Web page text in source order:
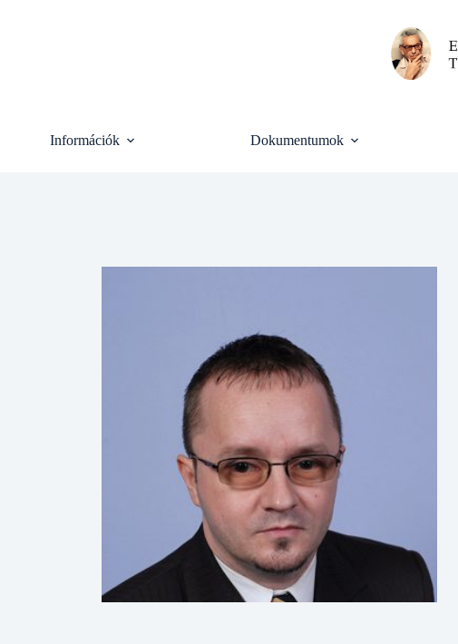
Információk Dokumentumok